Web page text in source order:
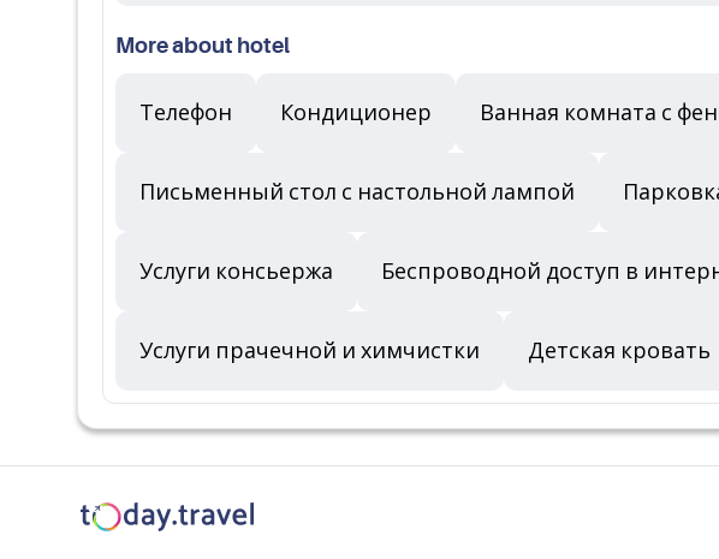
More about hotel
Телефон Кондиционер Ванная комната с
Письменный стол с настольной лампой
Услуги консьержа Беспроводной доступ в
Услуги прачечной и химчистки Детская кровать